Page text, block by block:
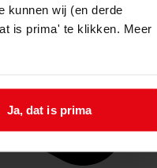
kunnen wij (en derde
is prima' te klikken. Meer
Ja, dat is prima